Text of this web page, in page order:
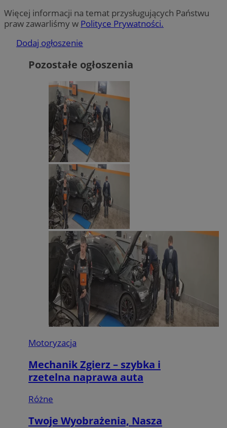
Więcej informacji na temat przysługujących Państwu
praw zawarliśmy w Polityce Prywatności.
Dodaj ogłoszenie
Pozostałe ogłoszenia
Motoryzacja
Mechanik Zgierz – szybka i
rzetelna naprawa auta
Różne
Twoje Wyobrażenia, Nasza